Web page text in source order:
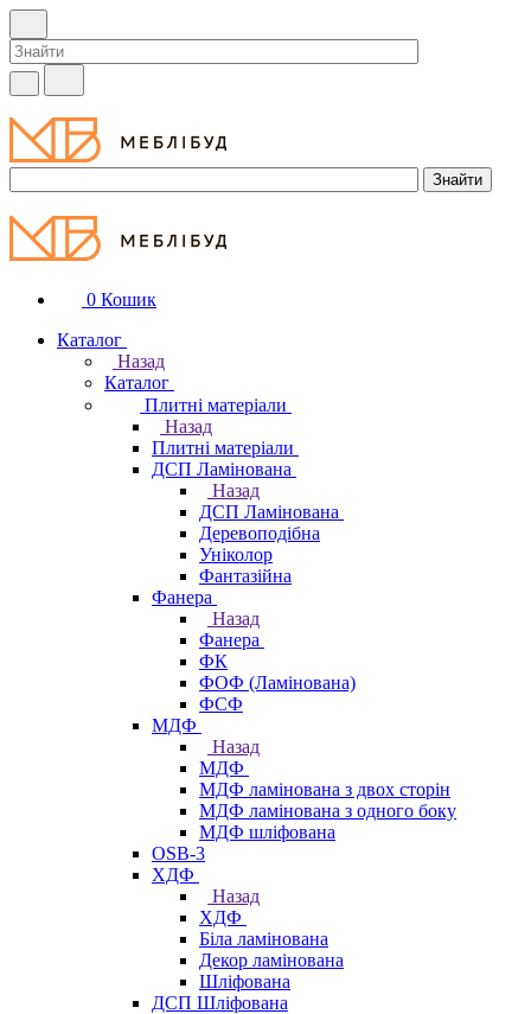
0 Кошик
Каталог
Назад
Каталог
Плитні матеріали
Назад
Плитні матеріали
ДСП Ламінована
Назад
ДСП Ламінована
Деревоподібна
Уніколор
Фантазійна
Фанера
Назад
Фанера
ФК
ФОФ (Ламінована)
ФСФ
МДФ
Назад
МДФ
МДФ ламінована з двох сторін
МДФ ламінована з одного боку
МДФ шліфована
OSB-3
ХДФ
Назад
ХДФ
Біла ламінована
Декор ламінована
Шліфована
ДСП Шліфована